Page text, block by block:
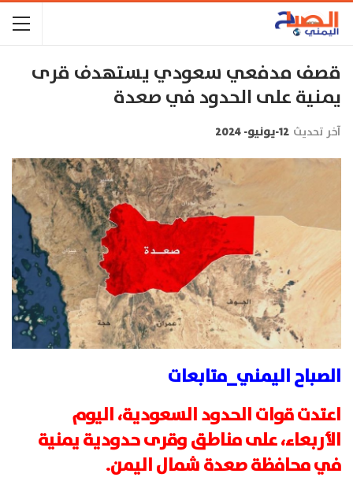
قصف مدفعي سعودي يستهدف قرى
يمنية على الحدود في صعدة
آخر تحديث 12-يونيو- 2024
الصباح اليمني_متابعات
اعتدت قوات الحدود السعودية، اليوم
الأربعاء، على مناطق وقرى حدودية يمنية
في محافظة صعدة شمال اليمن.